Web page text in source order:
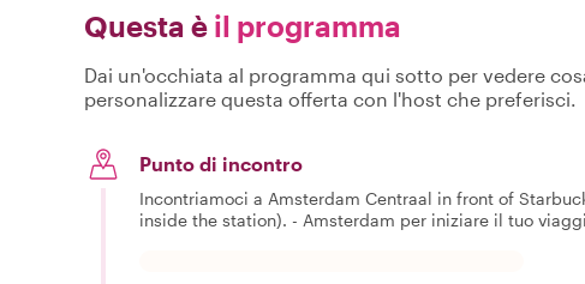
Questa è il programma
Dai un'occhiata al programma qui sotto per vedere
personalizzare questa offerta con l'host che preferisci.
Punto di incontro
Incontriamoci a Amsterdam Centraal in front of
inside the station). - Amsterdam per iniziare il tuo